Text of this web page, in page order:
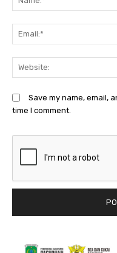
Save my name, email,
time I comment.